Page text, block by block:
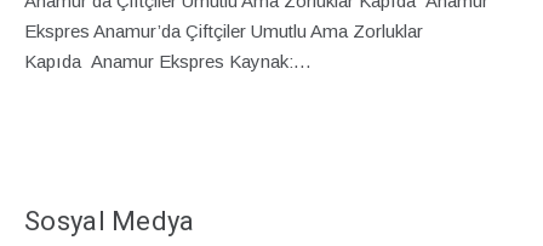
Ekspres Anamur’da Çiftçiler Umutlu Ama Zorluklar
Kapıda Anamur Ekspres Kaynak:…
Sosyal Medya